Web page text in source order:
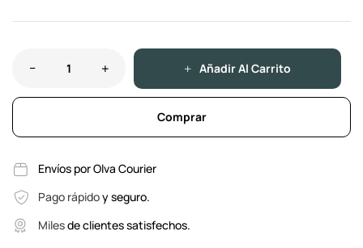
Añadir Al Carrito
Comprar
Envíos por Olva Courier
Pago rápidoy seguro.
Milesde clientes satisfechos.